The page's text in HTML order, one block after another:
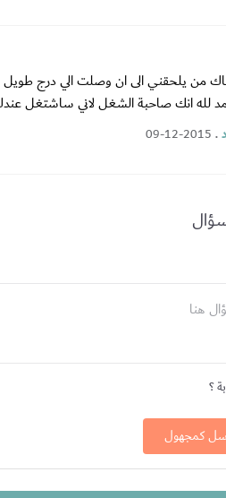
لله انك صاحبة الشغل ﻻني ساشتغل
.
09-12-2015
هنا
؟
كمجهول